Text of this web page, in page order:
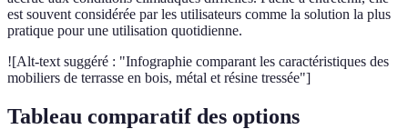
est souvent considérée par les utilisateurs comme la solution la plus
pratique pour une utilisation quotidienne.
![Alt-text suggéré : "Infographie comparant les caractéristiques des
mobiliers de terrasse en bois, métal et résine tressée"]
Tableau comparatif des options